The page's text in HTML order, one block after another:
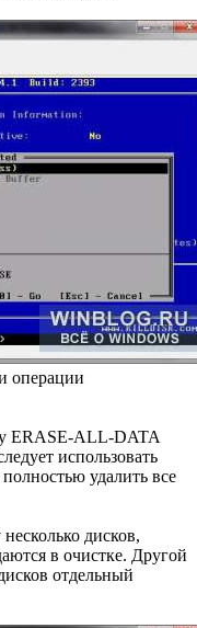
операции
ERASE-ALL-DATA
использовать
удалить все
дисков,
в очистке. Другой
отдельный